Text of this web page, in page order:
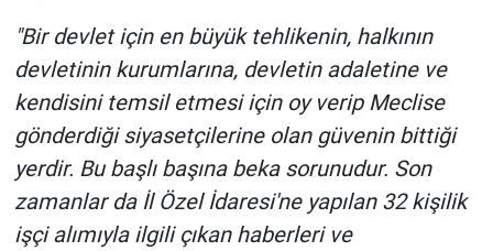
"Bir devlet için en büyük tehlikenin, halkının
devletinin kurumlarına, devletin adaletine ve
kendisini temsil etmesi için oy verip Meclise
gönderdiği siyasetçilerine olan güvenin bittiği
yerdir. Bu başlı başına beka sorunudur. Son
zamanlar da İl Özel İdaresi'ne yapılan 32 kişilik
işçi alımıyla ilgili çıkan haberleri ve